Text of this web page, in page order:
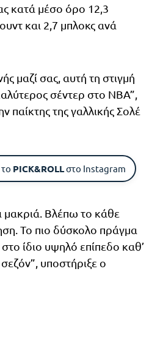
κατά μέσο όρο 12,3
και 2,7 μπλοκς ανά
μαζί σας, αυτή τη στιγμή
σέντερ στο NBA”,
παίκτης της γαλλικής Σολέ
PICK&ROLLστο Instagram
μακριά. Βλέπω το κάθε
Το πιο δύσκολο πράγμα
στο ίδιο υψηλό επίπεδο καθ’
υποστήριξε ο